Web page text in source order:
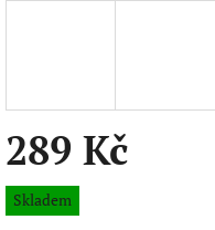
289 Kč
Měrná
cena:
Skladem